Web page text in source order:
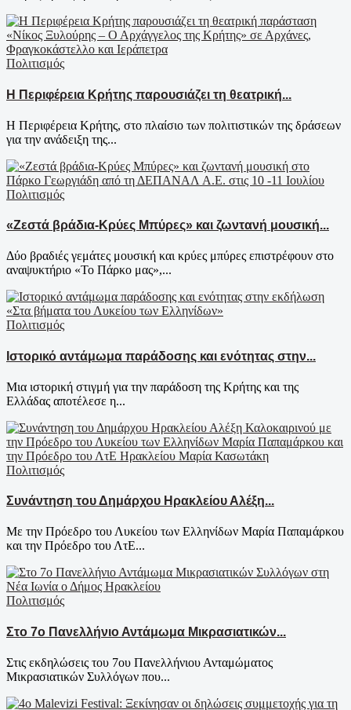
Πολιτισμός
Η Περιφέρεια Κρήτης παρουσιάζει τη θεατρική...
Η Περιφέρεια Κρήτης, στο πλαίσιο των πολιτιστικών της δράσεων
για την ανάδειξη της...
Πολιτισμός
«Ζεστά βράδια-Κρύες Μπύρες» και ζωντανή μουσική...
Δύο βραδιές γεμάτες μουσική και κρύες μπύρες επιστρέφουν στο
αναψυκτήριο «Το Πάρκο μας»,...
Πολιτισμός
Ιστορικό αντάμωμα παράδοσης και ενότητας στην...
Μια ιστορική στιγμή για την παράδοση της Κρήτης και της
Ελλάδας αποτέλεσε η...
Πολιτισμός
Συνάντηση του Δημάρχου Ηρακλείου Αλέξη...
Με την Πρόεδρο του Λυκείου των Ελληνίδων Μαρία Παπαμάρκου
και την Πρόεδρο του ΛτΕ...
Πολιτισμός
Στο 7ο Πανελλήνιο Αντάμωμα Μικρασιατικών...
Στις εκδηλώσεις του 7ου Πανελλήνιου Ανταμώματος
Μικρασιατικών Συλλόγων που...